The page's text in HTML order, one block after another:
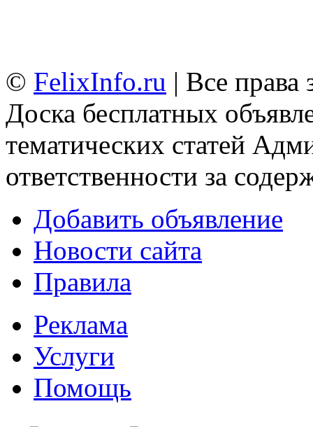
© FelixInfo.ru | Все
Доска бесплатных
тематических статей
ответственности за
Добавить объявление
Новости сайта
Правила
Реклама
Услуги
Помощь